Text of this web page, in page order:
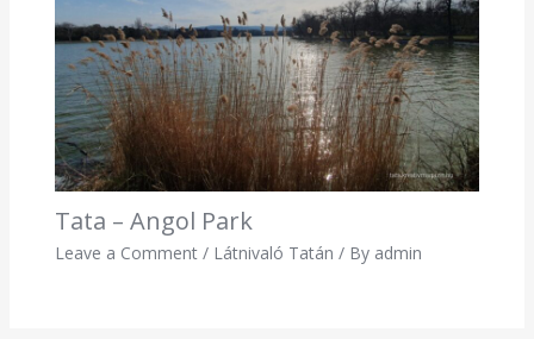
Tata – Angol Park
Leave a Comment / Látnivaló Tatán / By admin